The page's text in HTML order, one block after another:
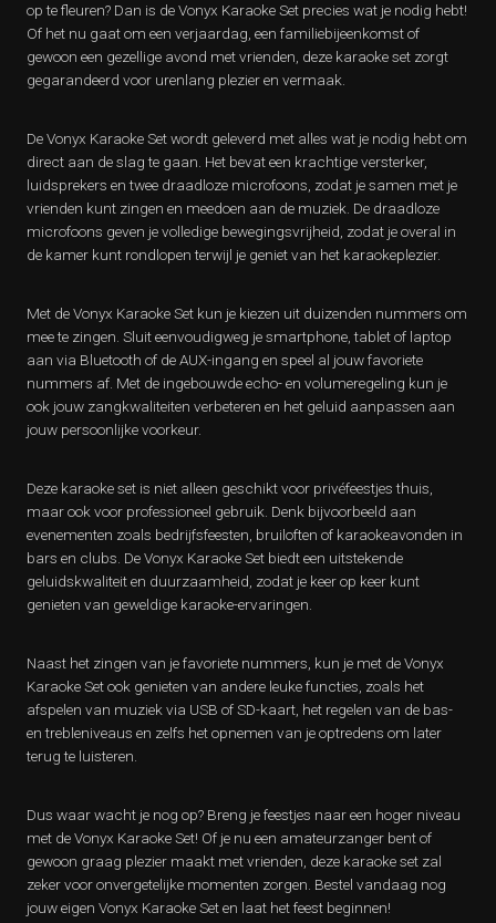
op te fleuren? Dan is de Vonyx Karaoke Set precies wat je nodig hebt!
Of het nu gaat om een verjaardag, een familiebijeenkomst of
gewoon een gezellige avond met vrienden, deze karaoke set zorgt
gegarandeerd voor urenlang plezier en vermaak.
De Vonyx Karaoke Set wordt geleverd met alles wat je nodig hebt om
direct aan de slag te gaan. Het bevat een krachtige versterker,
luidsprekers en twee draadloze microfoons, zodat je samen met je
vrienden kunt zingen en meedoen aan de muziek. De draadloze
microfoons geven je volledige bewegingsvrijheid, zodat je overal in
de kamer kunt rondlopen terwijl je geniet van het karaokeplezier.
Met de Vonyx Karaoke Set kun je kiezen uit duizenden nummers om
mee te zingen. Sluit eenvoudigweg je smartphone, tablet of laptop
aan via Bluetooth of de AUX-ingang en speel al jouw favoriete
nummers af. Met de ingebouwde echo- en volumeregeling kun je
ook jouw zangkwaliteiten verbeteren en het geluid aanpassen aan
jouw persoonlijke voorkeur.
Deze karaoke set is niet alleen geschikt voor privéfeestjes thuis,
maar ook voor professioneel gebruik. Denk bijvoorbeeld aan
evenementen zoals bedrijfsfeesten, bruiloften of karaokeavonden in
bars en clubs. De Vonyx Karaoke Set biedt een uitstekende
geluidskwaliteit en duurzaamheid, zodat je keer op keer kunt
genieten van geweldige karaoke-ervaringen.
Naast het zingen van je favoriete nummers, kun je met de Vonyx
Karaoke Set ook genieten van andere leuke functies, zoals het
afspelen van muziek via USB of SD-kaart, het regelen van de bas-
en trebleniveaus en zelfs het opnemen van je optredens om later
terug te luisteren.
Dus waar wacht je nog op? Breng je feestjes naar een hoger niveau
met de Vonyx Karaoke Set! Of je nu een amateurzanger bent of
gewoon graag plezier maakt met vrienden, deze karaoke set zal
zeker voor onvergetelijke momenten zorgen. Bestel vandaag nog
jouw eigen Vonyx Karaoke Set en laat het feest beginnen!